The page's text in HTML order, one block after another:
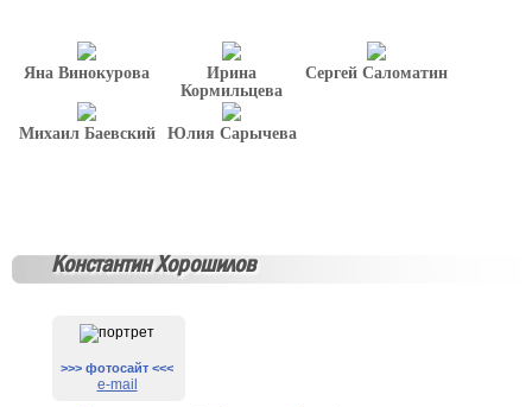
Яна Винокурова
Ирина
Кормильцева
Сергей Саломатин
Михаил Баевский Юлия Сарычева
Константин Хорошилов
>>> фотосайт <<<
e-mail